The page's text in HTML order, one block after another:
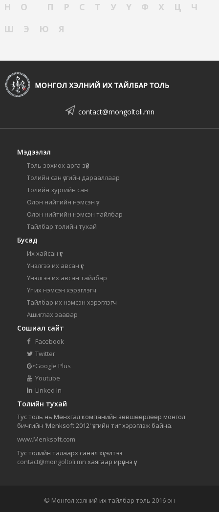
Н
О П Р С Т У Ү Ф Х Ц
Ч
Ш
Э Ю Я
contact@mongoltoli.mn
Мэдээлэл
Толь зохиох арга зүй
Толийн сан үсгийн дарааллаар
Толийн зургийн сан
Олон нийтийн нэмсэн үг
Олон нийтийн нэмсэн тайлбар
Тайлбар толийн тухай
Бусад
Их хайсан үг
Үнэлгээ их авсан үг
Үнэлгээ их авсан тайлбар
Үг их нэмсэн хэрэглэгч
Тайлбар их нэмсэн хэрэглэгч
Ашиглах заавар
Сошиал сайт
Facebook
Twitter
Google Plus
Youtube
Linked In
Толийн тухай
Тус толь нь Мөнхгал компанийн зөвшөөрлөөр монгол
бичгийн 'Menksoft 2012' үсгийн тиг хэрэглэж байна.
www.Menksoft.com
Тус толийн талаарх санал хүсэлтээ
contact@mongoltoli.mn хаягаар ирүүлнэ үү.
© Монгол хэлний их тайлбар толь 2016 он